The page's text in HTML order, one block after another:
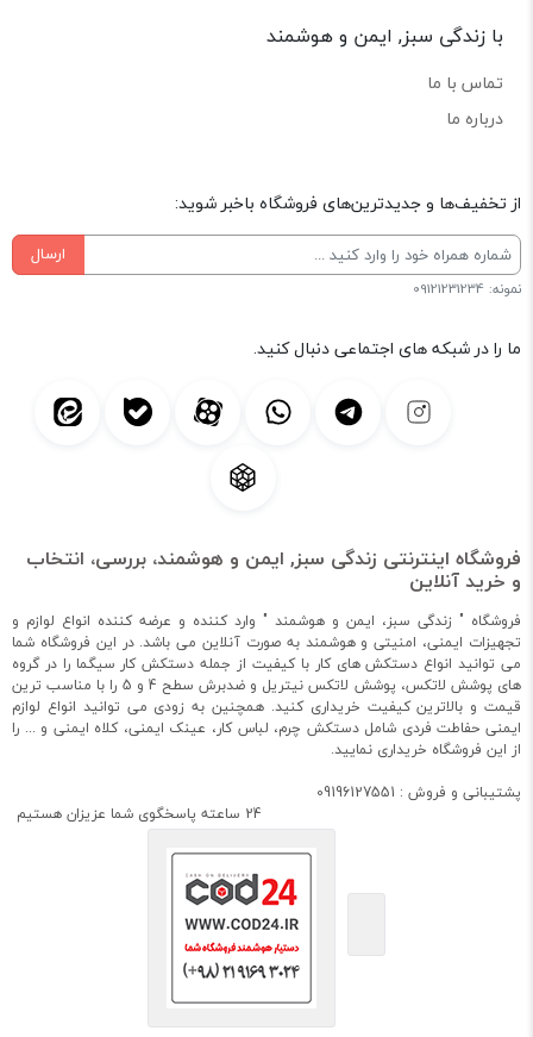
با زندگی سبز, ایمن و هوشمند
تماس با ما
درباره ما
از تخفیف‌ها و جدیدترین‌های فروشگاه باخبر شوید:
ارسال
نمونه: 09121231234
ما را در شبکه های اجتماعی دنبال کنید.
فروشگاه اینترنتی زندگی سبز, ایمن و هوشمند، بررسی، انتخاب
و خرید آنلاین
فروشگاه " زندگی سبز، ایمن و هوشمند " وارد کننده و عرضه کننده انواع لوازم و
تجهیزات ایمنی، امنیتی و هوشمند به صورت آنلاین می باشد. در این فروشگاه شما
می توانید انواع دستکش های کار با کیفیت از جمله دستکش کار سیگما را در گروه
های پوشش لاتکس، پوشش لاتکس نیتریل و ضدبرش سطح 4 و 5 را با مناسب ترین
قیمت و بالاترین کیفیت خریداری کنید. همچنین به زودی می توانید انواع لوازم
ایمنی حفاطت فردی شامل دستکش چرم، لباس کار، عینک ایمنی، کلاه ایمنی و ... را
از این فروشگاه خریداری نمایید.
پشتیبانی و فروش : 09196127551
24 ساعته پاسخگوی شما عزیزان هستیم